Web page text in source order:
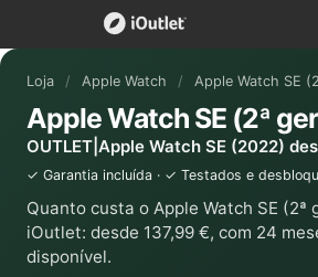
Loja / Apple Watch / Apple Watch SE
Apple Watch SE (2ª
OUTLET|Apple Watch SE (2022)
✓ Garantia incluída · ✓ Testados e
Quanto custa o Apple Watch SE
iOutlet: desde 137,99 €, com 24
disponível.